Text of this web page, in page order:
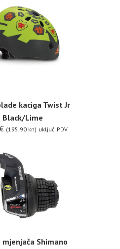
kaciga Twist Jr
Black/Lime
€ (195.90 kn) uključ. PDV
mjenjača Shimano